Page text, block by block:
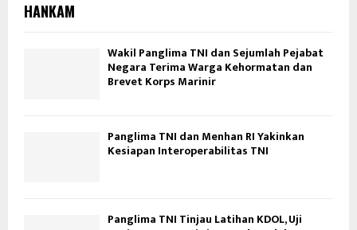
HANKAM
Wakil Panglima TNI dan Sejumlah Pejabat
Negara Terima Warga Kehormatan dan
Brevet Korps Marinir
Panglima TNI dan Menhan RI Yakinkan
Kesiapan Interoperabilitas TNI
Panglima TNI Tinjau Latihan KDOL, Uji